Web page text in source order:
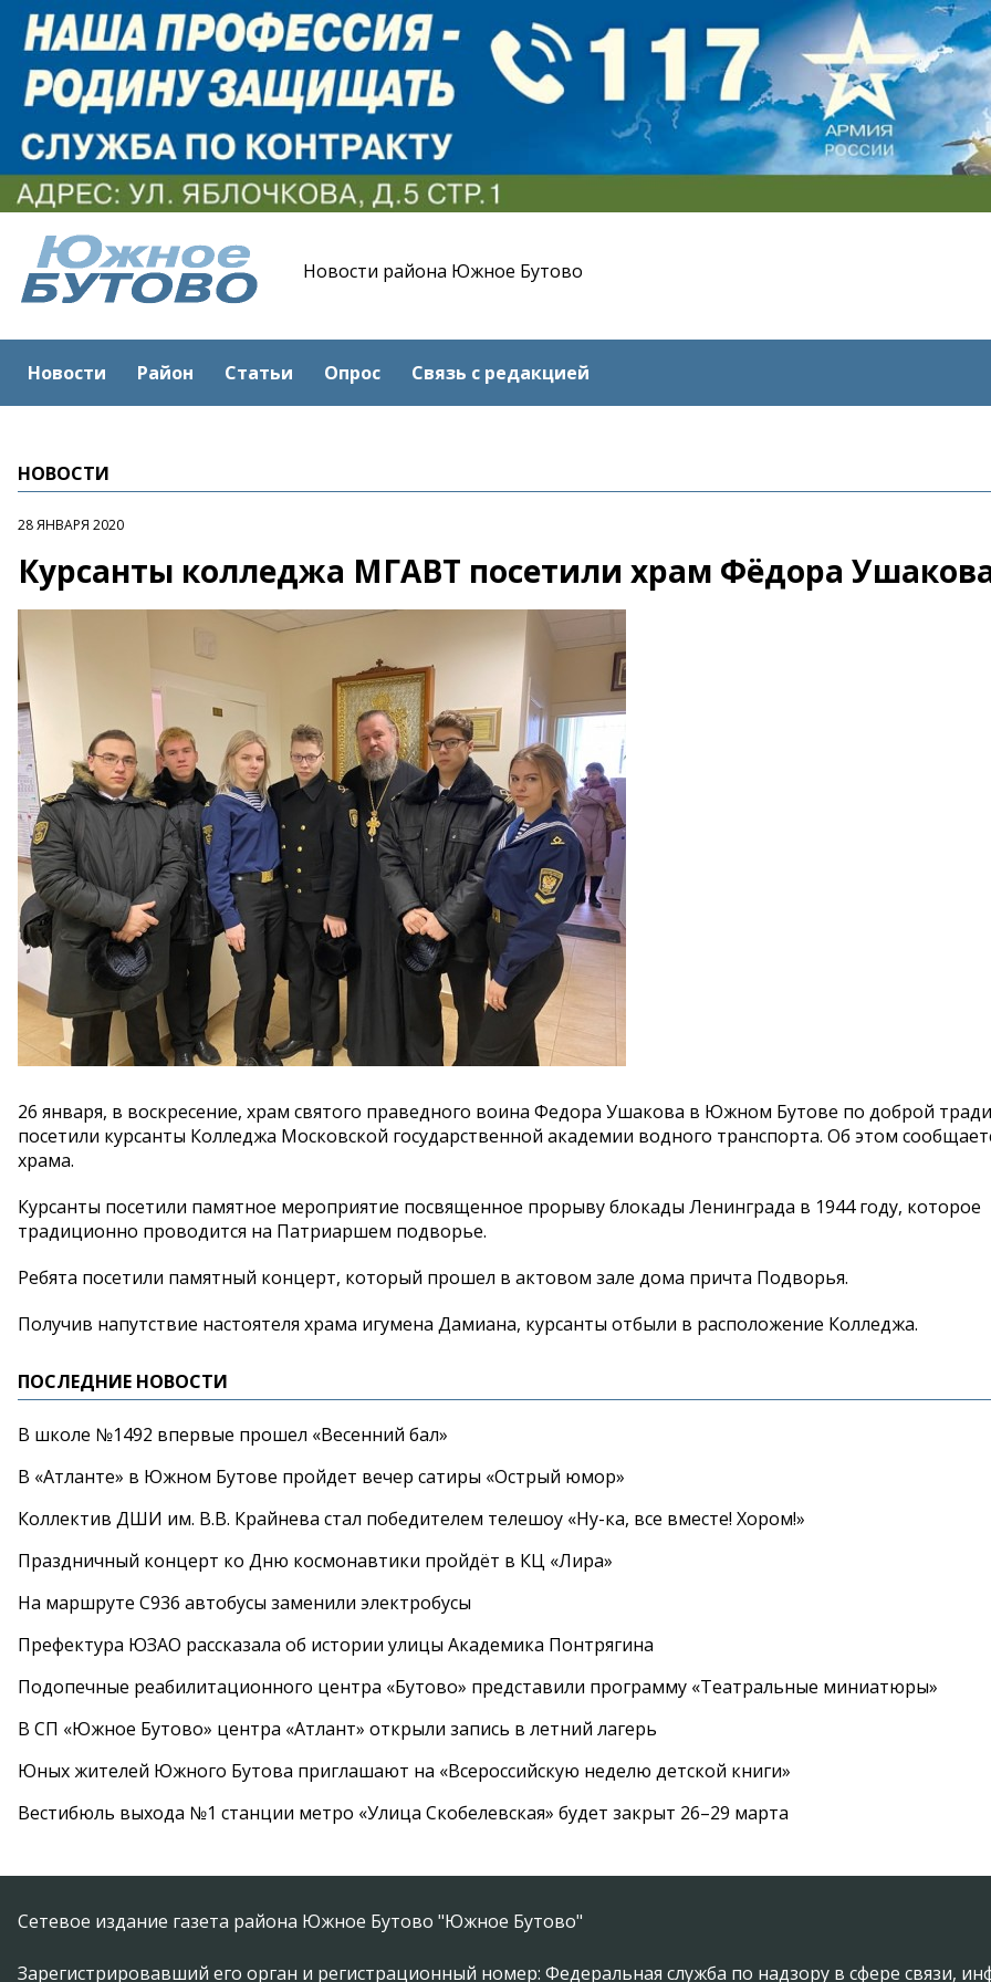
Новости района Южное Бутово
Новости Район Статьи Опрос Связь с редакцией
НОВОСТИ
28 ЯНВАРЯ 2020
Курсанты колледжа МГАВТ посетили храм Фёдора
26 января, в воскресение, храм святого праведного воина Федора Ушакова в Южном Бутове по доброй
посетили курсанты Колледжа Московской государственной академии водного транспорта. Об этом
храма.
Курсанты посетили памятное мероприятие посвященное прорыву блокады Ленинграда в 1944 году, которое
традиционно проводится на Патриаршем подворье.
Ребята посетили памятный концерт, который прошел в актовом зале дома причта Подворья.
Получив напутствие настоятеля храма игумена Дамиана, курсанты отбыли в расположение Колледжа.
ПОСЛЕДНИЕ НОВОСТИ
В школе №1492 впервые прошел «Весенний бал»
В «Атланте» в Южном Бутове пройдет вечер сатиры «Острый юмор»
Коллектив ДШИ им. В.В. Крайнева стал победителем телешоу «Ну-ка, все вместе! Хором!»
Праздничный концерт ко Дню космонавтики пройдёт в КЦ «Лира»
На маршруте С936 автобусы заменили электробусы
Префектура ЮЗАО рассказала об истории улицы Академика Понтрягина
Подопечные реабилитационного центра «Бутово» представили программу «Театральные миниатюры»
В СП «Южное Бутово» центра «Атлант» открыли запись в летний лагерь
Юных жителей Южного Бутова приглашают на «Всероссийскую неделю детской книги»
Вестибюль выхода №1 станции метро «Улица Скобелевская» будет закрыт 26–29 марта
Сетевое издание газета района Южное Бутово "Южное Бутово"
Зарегистрировавший его орган и регистрационный номер: Федеральная служба по надзору в сфере связи,